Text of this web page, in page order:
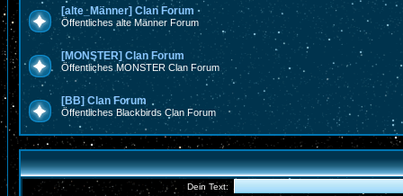
[alte_Männer] Clan Forum
Öffentliches alte Männer Forum
[MONSTER] Clan Forum
Öffentliches MONSTER Clan Forum
[BB] Clan Forum
Öffentliches Blackbirds Clan Forum